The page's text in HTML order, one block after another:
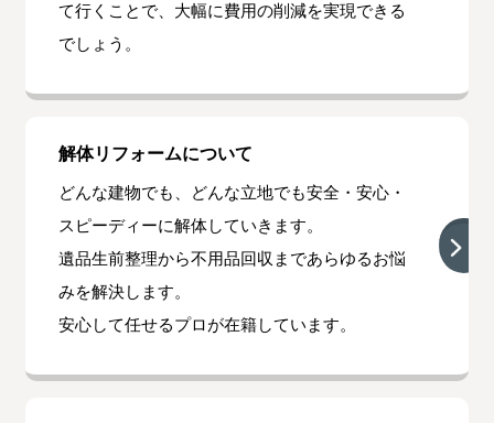
て行くことで、大幅に費用の削減を実現できる
でしょう。
解体リフォームについて
どんな建物でも、どんな立地でも安全・安心・
スピーディーに解体していきます。
遺品生前整理から不用品回収まであらゆるお悩
みを解決します。
安心して任せるプロが在籍しています。